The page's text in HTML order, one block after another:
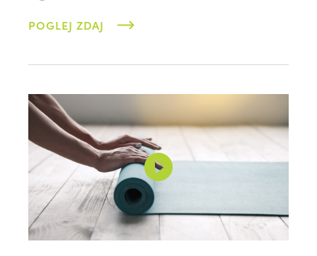
POGLEJ ZDAJ